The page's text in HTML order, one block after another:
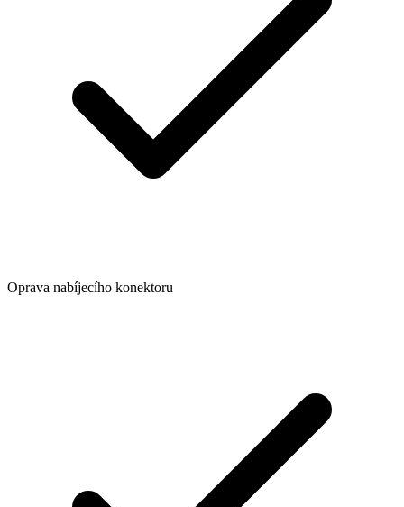
Oprava nabíjecího konektoru